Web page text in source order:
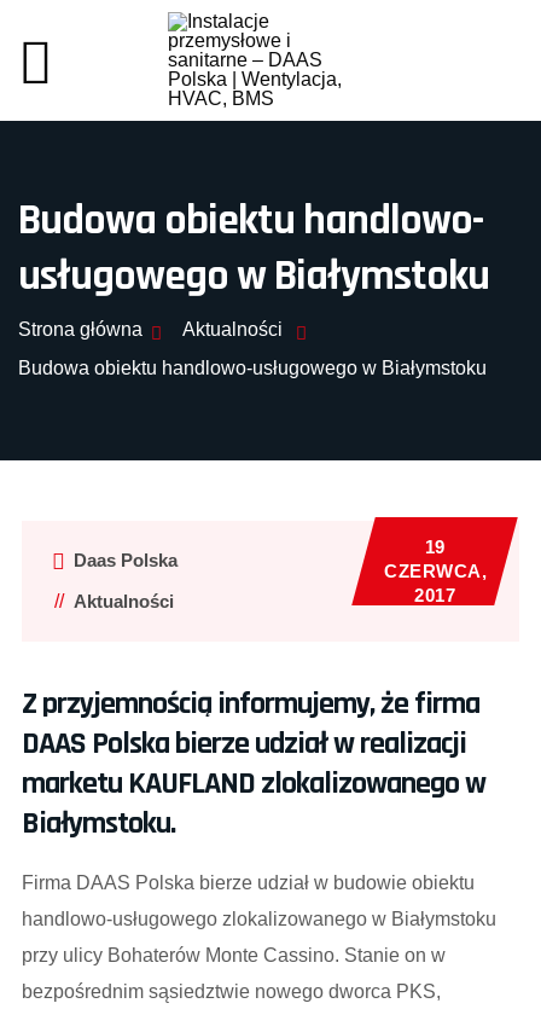
Budowa obiektu handlowo-
usługowego w Białymstoku
Strona główna
Aktualności
Budowa obiektu handlowo-usługowego w Białymstoku
Daas Polska
Aktualności
19
CZERWCA,
2017
Z przyjemnością informujemy, że firma
DAAS Polska bierze udział w realizacji
marketu KAUFLAND zlokalizowanego w
Białymstoku.
Firma DAAS Polska bierze udział w budowie obiektu
handlowo-usługowego zlokalizowanego w Białymstoku
przy ulicy Bohaterów Monte Cassino. Stanie on w
bezpośrednim sąsiedztwie nowego dworca PKS,